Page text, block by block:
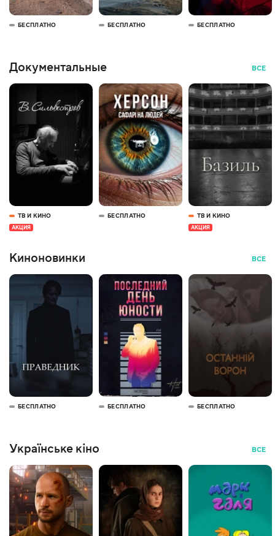
БЕСПЛАТНО БЕСПЛАТНО БЕСПЛАТНО
Документальные ВСЕ
ТВ И КИНО
АКЦИЯ
БЕСПЛАТНО
ТВ И КИНО
АКЦИЯ
Киноновинки ВСЕ
БЕСПЛАТНО БЕСПЛАТНО БЕСПЛАТНО
Українське кіно ВСЕ